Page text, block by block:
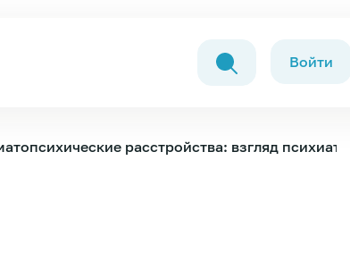
Войти
расстройства: взгляд психиатра